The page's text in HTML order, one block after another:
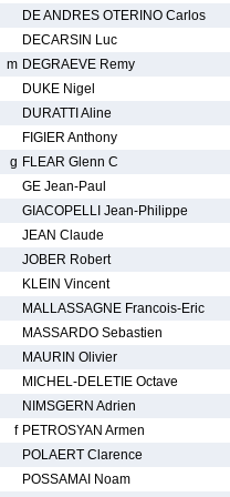
DE ANDRES OTERINO Carlos
DECARSIN Luc
m DEGRAEVE Remy
DUKE Nigel
DURATTI Aline
FIGIER Anthony
g FLEAR Glenn C
GE Jean-Paul
GIACOPELLI Jean-Philippe
JEAN Claude
JOBER Robert
KLEIN Vincent
MALLASSAGNE Francois-Eric
MASSARDO Sebastien
MAURIN Olivier
MICHEL-DELETIE Octave
NIMSGERN Adrien
f PETROSYAN Armen
POLAERT Clarence
POSSAMAI Noam